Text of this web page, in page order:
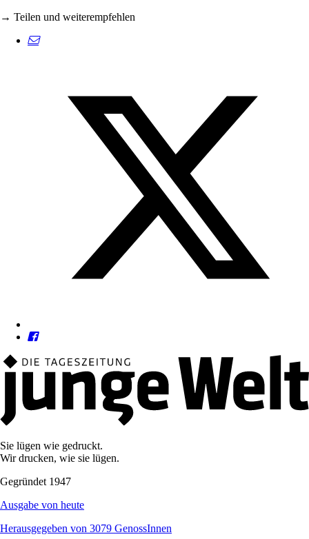
→ Teilen und weiterempfehlen
Sie lügen wie gedruckt.
Wir drucken, wie sie lügen.
Gegründet 1947
Ausgabe von heute
Herausgegeben von 3079 GenossInnen